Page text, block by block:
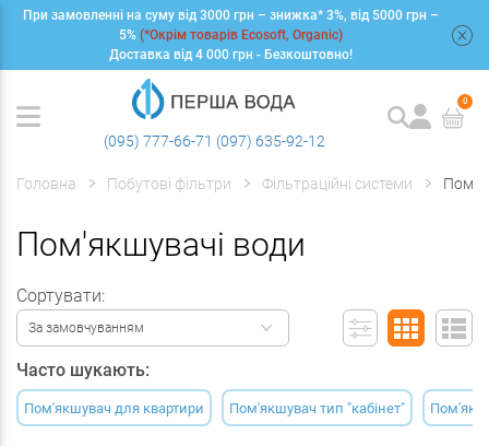
При замовленні на суму від 3000 грн – знижка* 3%, від 5000 грн –
5% (*Окрім товарів Ecosoft, Organic)
Доставка від 4 000 грн - Безкоштовно!
(095) 777-66-71 (097) 635-92-12
0
Головна Побутові фільтри Фільтраційні системи
Пом'якшувачі води
Сортувати:
За замовчуванням
Часто шукають:
Пом'якшувач для квартири Пом'якшувач тип "кабінет"